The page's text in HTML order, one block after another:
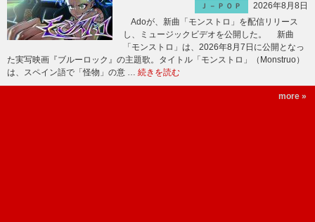
Ｊ－ＰＯＰ
2026年8月8日
Adoが、新曲「モンストロ」を配信リリース
し、ミュージックビデオを公開した。 新曲
「モンストロ」は、2026年8月7日に公開となっ
た実写映画『ブルーロック』の主題歌。タイトル「モンストロ」（Monstruo）
は、スペイン語で「怪物」の意 … 続きを読む
more »